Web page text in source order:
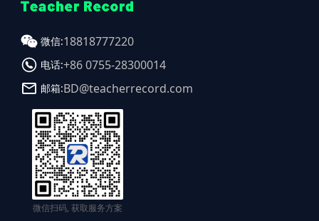
微信:18818777220
电话:+86 0755-28300014
邮箱:BD@teacherrecord.com
微信扫码, 获取服务方案